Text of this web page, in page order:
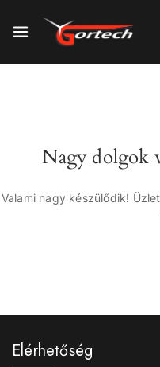
Nagy dolgok
Valami nagy készülődik!
Elérhetőség